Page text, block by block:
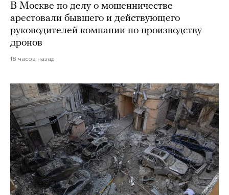
В Москве по делу о мошенничестве
арестовали бывшего и действующего
руководителей компании по производству
дронов
18 часов назад